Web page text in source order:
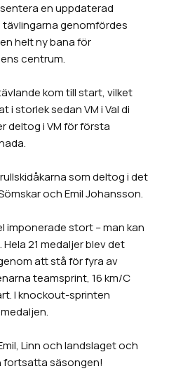
en uppdaterad
genomfördes
helt ny bana för
centrum.
kom till start, vilket
i storlek sedan VM i Val di
deltog i VM för första
som deltog i det
och Emil Johansson.
imponerade stort – man kan
21 medaljer blev det
att stå för fyra av
teamsprint, 16 km/C
I knockout-sprinten
Linn och landslaget och
fortsatta säsongen!